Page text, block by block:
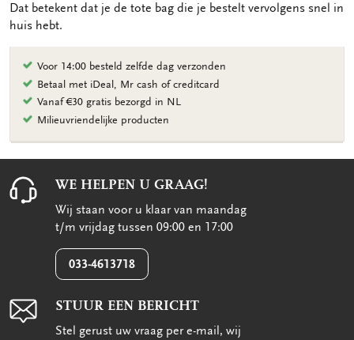
Dat betekent dat je de tote bag die je bestelt vervolgens snel in
huis hebt.
Voor 14:00 besteld zelfde dag verzonden
Betaal met iDeal, Mr cash of creditcard
Vanaf €30 gratis bezorgd in NL
Milieuvriendelijke producten
WE HELPEN U GRAAG!
Wij staan voor u klaar van maandag
t/m vrijdag tussen 09:00 en 17:00
033-4613718
STUUR EEN BERICHT
Stel gerust uw vraag per e-mail, wij